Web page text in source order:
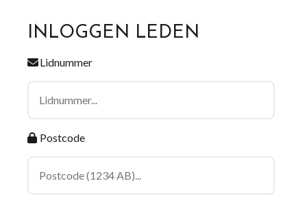
INLOGGEN LEDEN
Lidnummer
Postcode